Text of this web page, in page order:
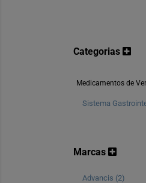
Categorias
Medicamentos de
Sistema
Marcas
Advancis (2)